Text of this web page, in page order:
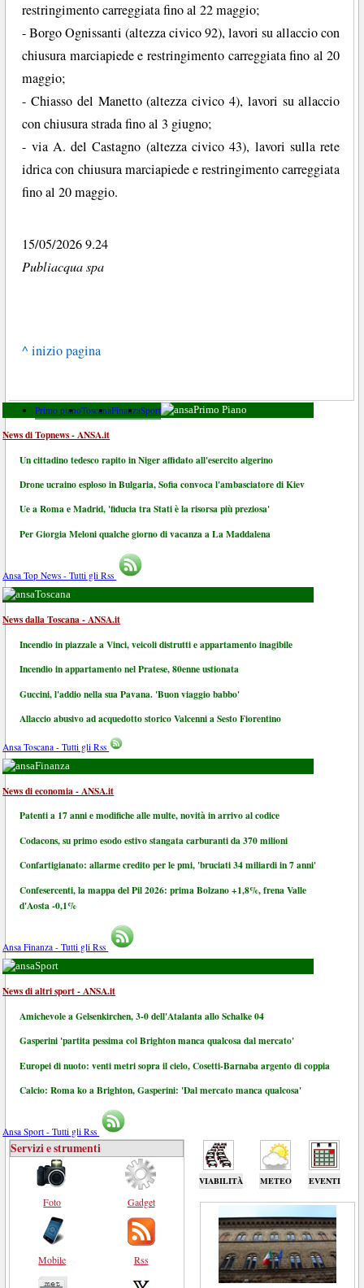
restringimento carreggiata fino al 22 maggio;
- Borgo Ognissanti (altezza civico 92), lavori su allaccio con
chiusura marciapiede e restringimento carreggiata fino al 20
maggio;
- Chiasso del Manetto (altezza civico 4), lavori su allaccio
con chiusura strada fino al 3 giugno;
- via A. del Castagno (altezza civico 43), lavori sulla rete
idrica con chiusura marciapiede e restringimento carreggiata
fino al 20 maggio.
15/05/2026 9.24
Publiacqua spa
^ inizio pagina
Primo pianoToscanaFinanzaSport Primo Piano
News di Topnews - ANSA.it
Un cittadino tedesco rapito in Niger affidato all'esercito algerino
Drone ucraino esploso in Bulgaria, Sofia convoca l'ambasciatore di Kiev
Ue a Roma e Madrid, 'fiducia tra Stati è la risorsa più preziosa'
Per Giorgia Meloni qualche giorno di vacanza a La Maddalena
Ansa Top News - Tutti gli Rss
Toscana
News dalla Toscana - ANSA.it
Incendio in piazzale a Vinci, veicoli distrutti e appartamento inagibile
Incendio in appartamento nel Pratese, 80enne ustionata
Guccini, l'addio nella sua Pavana. 'Buon viaggio babbo'
Allaccio abusivo ad acquedotto storico Valcenni a Sesto Fiorentino
Ansa Toscana - Tutti gli Rss
Finanza
News di economia - ANSA.it
Patenti a 17 anni e modifiche alle multe, novità in arrivo al codice
Codacons, su primo esodo estivo stangata carburanti da 370 milioni
Confartigianato: allarme credito per le pmi, 'bruciati 34 miliardi in 7 anni'
Confesercenti, la mappa del Pil 2026: prima Bolzano +1,8%, frena Valle
d'Aosta -0,1%
Ansa Finanza - Tutti gli Rss
Sport
News di altri sport - ANSA.it
Amichevole a Gelsenkirchen, 3-0 dell'Atalanta allo Schalke 04
Gasperini 'partita pessima col Brighton manca qualcosa dal mercato'
Europei di nuoto: venti metri sopra il cielo, Cosetti-Barnaba argento di coppia
Calcio: Roma ko a Brighton, Gasperini: 'Dal mercato manca qualcosa'
Ansa Sport - Tutti gli Rss
VIABILITÀ METEO EVENTI
Servizi e strumenti
Foto
Mobile
Gadget
Rss